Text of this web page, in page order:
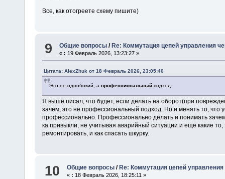
Все, как отогреете схему пишите)
9 Общие вопросы / Re: Коммутация цепей управления
« : 19 Февраль 2026, 13:23:27 »
Цитата: AlexZhuk от 18 Февраль 2026, 23:05:40
Это не однобокий, а профессиональный подход.
Я выше писал, что будет, если делать на оборот(при
зачем, это не профессиональный подход. Но и менять то,
профессионально. Профессионально делать и понимать
ка привыкли, не учитывая аварийный ситуации и еще какие
ремонтировать, и как спасать шкурку.
10 Общие вопросы / Re: Коммутация цепей управления
« : 18 Февраль 2026, 18:25:11 »